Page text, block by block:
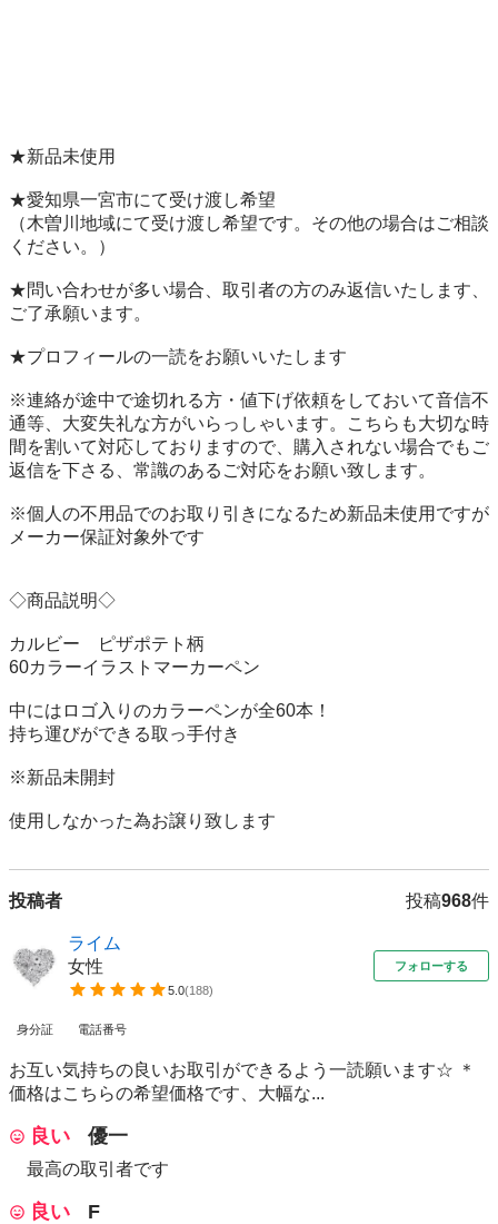
★新品未使用
★愛知県一宮市にて受け渡し希望
（木曽川地域にて受け渡し希望です。その他の場合はご相談
ください。）
★問い合わせが多い場合、取引者の方のみ返信いたします、
ご了承願います。
★プロフィールの一読をお願いいたします
※連絡が途中で途切れる方・値下げ依頼をしておいて音信不
通等、大変失礼な方がいらっしゃいます。こちらも大切な時
間を割いて対応しておりますので、購入されない場合でもご
返信を下さる、常識のあるご対応をお願い致します。
※個人の不用品でのお取り引きになるため新品未使用ですが
メーカー保証対象外です
◇商品説明◇
カルビー　ピザポテト柄
60カラーイラストマーカーペン
中にはロゴ入りのカラーペンが全60本！
持ち運びができる取っ手付き
※新品未開封
使用しなかった為お譲り致します
投稿者 投稿968件
ライム
女性
5.0(188)
フォローする
身分証 電話番号
お互い気持ちの良いお取引ができるよう一読願います☆ ＊
価格はこちらの希望価格です、大幅な...
良い 優一
最高の取引者です
良い F